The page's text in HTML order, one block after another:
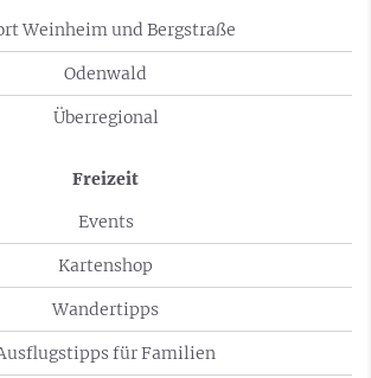
Weinheim und Bergstraße
Odenwald
Überregional
Freizeit
Events
Kartenshop
Wandertipps
für Familien